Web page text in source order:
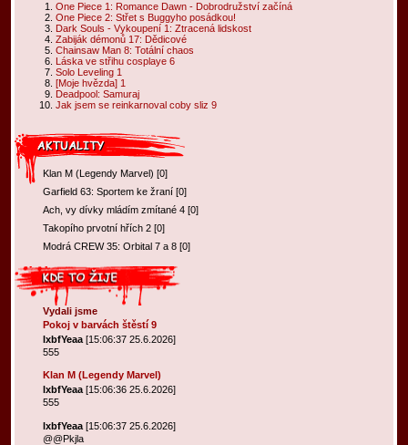
One Piece 1: Romance Dawn - Dobrodružství začíná
One Piece 2: Střet s Buggyho posádkou!
Dark Souls - Vykoupení 1: Ztracená lidskost
Zabiják démonů 17: Dědicové
Chainsaw Man 8: Totální chaos
Láska ve střihu cosplaye 6
Solo Leveling 1
[Moje hvězda] 1
Deadpool: Samuraj
Jak jsem se reinkarnoval coby sliz 9
Klan M (Legendy Marvel) [0]
Garfield 63: Sportem ke žraní [0]
Ach, vy dívky mládím zmítané 4 [0]
Takopího prvotní hřích 2 [0]
Modrá CREW 35: Orbital 7 a 8 [0]
Vydali jsme
Pokoj v barvách štěstí 9
lxbfYeaa [15:06:37 25.6.2026]
555
Klan M (Legendy Marvel)
lxbfYeaa [15:06:36 25.6.2026]
555
lxbfYeaa [15:06:37 25.6.2026]
@@Pkjla